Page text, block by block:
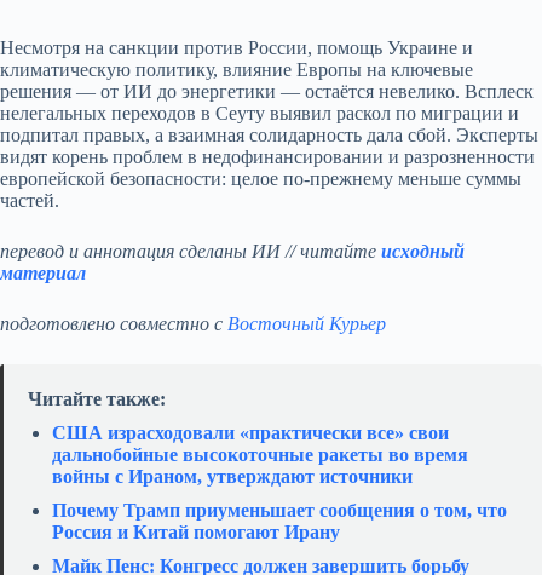
Несмотря на санкции против России, помощь Украине и
климатическую политику, влияние Европы на ключевые
решения — от ИИ до энергетики — остаётся невелико. Всплеск
нелегальных переходов в Сеуту выявил раскол по миграции и
подпитал правых, а взаимная солидарность дала сбой. Эксперты
видят корень проблем в недофинансировании и разрозненности
европейской безопасности: целое по‑прежнему меньше суммы
частей.
перевод и аннотация сделаны ИИ // читайте исходный
материал
подготовлено совместно с Восточный Курьер
Читайте также:
США израсходовали «практически все» свои
дальнобойные высокоточные ракеты во время
войны с Ираном, утверждают источники
Почему Трамп приуменьшает сообщения о том, что
Россия и Китай помогают Ирану
Майк Пенс: Конгресс должен завершить борьбу